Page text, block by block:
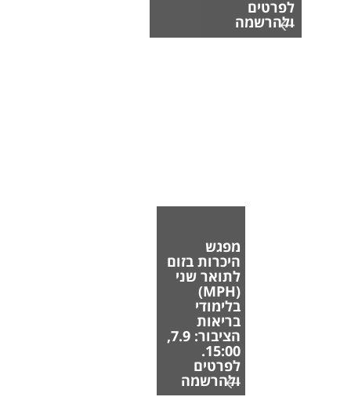
לפרטים
ולהרשמה
מפגש
היכרות בזום
לתואר שני
(MPH)
בלימודי
בריאות
הציבור: 7.9,
15:00.
לפרטים
ולהרשמה